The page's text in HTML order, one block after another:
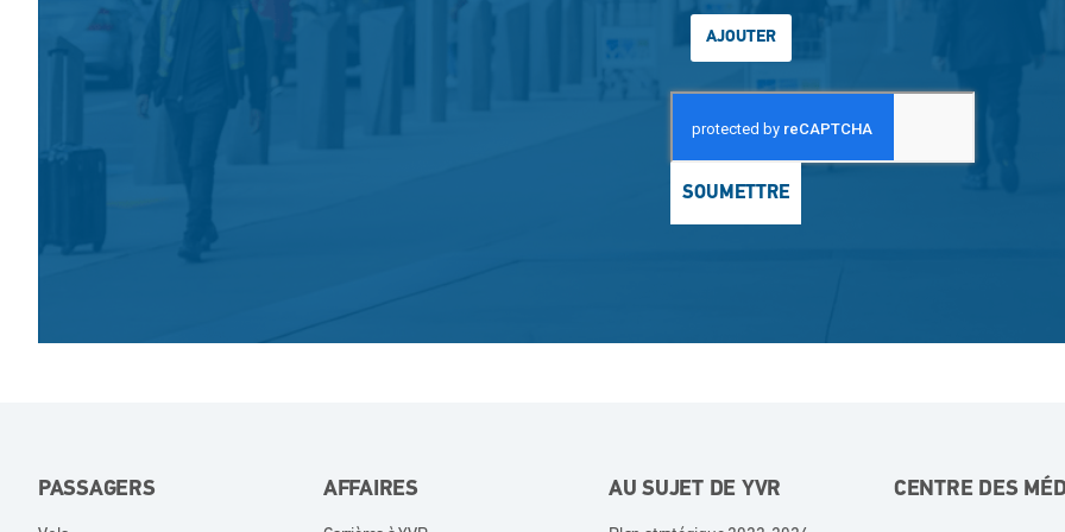
AJOUTER
SOUMETTRE
PASSAGERS AFFAIRES AU SUJET DE YVR CENTRE DES